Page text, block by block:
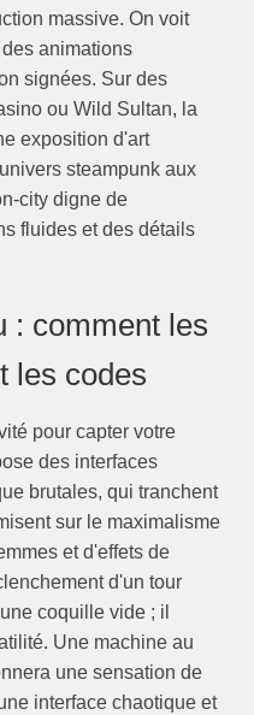
massive. On voit
animations
signées. Sur des
ou Wild Sultan, la
exposition d'art
steampunk aux
city digne de
fluides et des détails
: comment les
les codes
pour capter votre
des interfaces
brutales, qui tranchent
sur le maximalisme
et d'effets de
d'un tour
coquille vide ; il
Une machine au
une sensation de
interface chaotique et